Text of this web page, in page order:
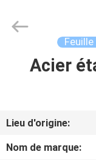
MAISON
VIDÉOS
PACKAGING
MATERIALS
Acier
Lieu d'origine:
Nom de marque: